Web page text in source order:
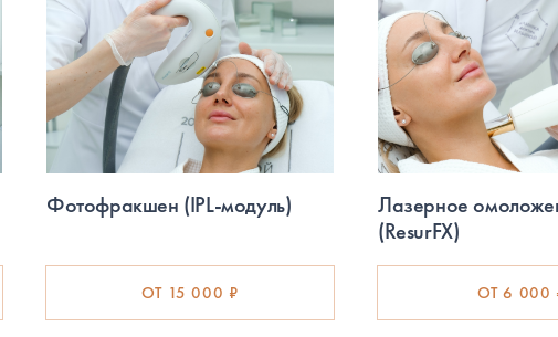
Фотофракшен (IPL-модуль)
ОТ 15 000 ₽
Лазерное
(ResurFX)
ОТ 6 000